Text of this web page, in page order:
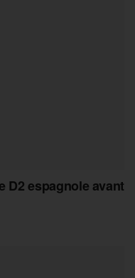
D2 espagnole avant